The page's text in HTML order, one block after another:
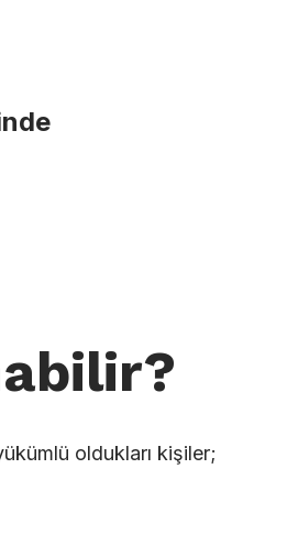
oldukları kişiler;